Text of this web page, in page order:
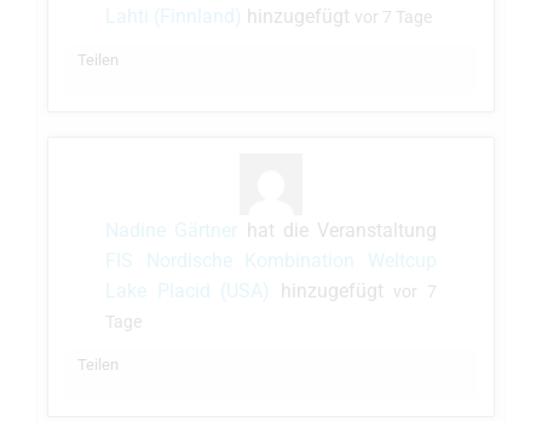
Lahti (Finnland) hinzugefügt vor 7 Tage
Teilen
Nadine Gärtner hat die Veranstaltung
FIS Nordische Kombination Weltcup
Lake Placid (USA)
hinzugefügt
vor 7
Tage
Teilen